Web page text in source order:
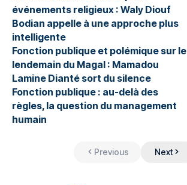
événements religieux : Waly Diouf
Bodian appelle à une approche plus
intelligente
Fonction publique et polémique sur le
lendemain du Magal : Mamadou
Lamine Dianté sort du silence
Fonction publique : au-delà des
règles, la question du management
humain
Previous Next